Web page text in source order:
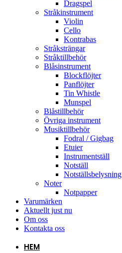
Dragspel
Stråkinstrument
Violin
Cello
Kontrabas
Stråksträngar
Stråktillbehör
Blåsinstrument
Blockflöjter
Panflöjter
Tin Whistle
Munspel
Blåstillbehör
Övriga instrument
Musiktillbehör
Fodral / Gigbag
Etuier
Instrumentställ
Notställ
Notställsbelysning
Noter
Notpapper
Varumärken
Aktuellt just nu
Om oss
Kontakta oss
HEM